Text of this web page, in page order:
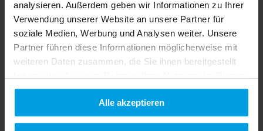
analysieren. Außerdem geben wir Informationen zu Ihrer
Verwendung unserer Website an unsere Partner für
soziale Medien, Werbung und Analysen weiter. Unsere
Partner führen diese Informationen möglicherweise mit
weiteren Daten zusammen, die Sie ihnen bereitgestellt
gesammelt haben.
Datenschutzerklärung|Impressum
Alle akzeptieren
Language
English
Français
Pусский
Главная страница
Поиск